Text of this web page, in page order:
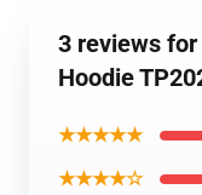
3 reviews
Hoodie
★★★★★
★★★★☆